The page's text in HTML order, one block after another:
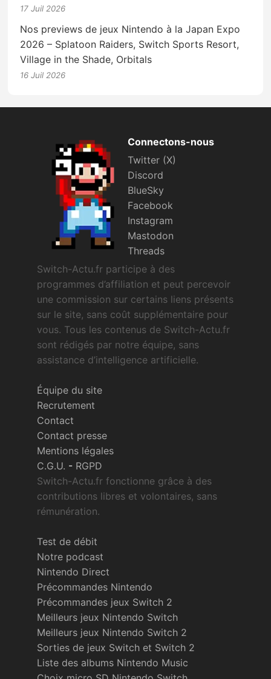
17 Juil 2026
Nos previews de jeux Nintendo à la Japan Expo
2026 – Splatoon Raiders, Switch Sports Resort,
Village in the Shade, Orbitals
16 Juil 2026
Connectons-nous
Twitter (X)
Discord
BlueSky
Facebook
Instagram
Mastodon
Threads
Switch-Actu.fr participe à des
programmes d’affiliation et peut percevoir
une commission sur certains liens présents
sur le site, sans coût supplémentaire pour
vous. Tous les contenus de Switch-Actu.fr
sont rédigés par notre équipe, sans
assistance d’intelligence artificielle.
Équipe du site
Recrutement
Contact
Contact presse
Mentions légales
C.G.U. - RGPD
Switch-Actu.fr fonctionne grâce à des
contributions libres et volontaires, sans
rémunération.
Test de débit
Notre podcast
Nintendo Direct
Précommandes Nintendo
Précommandes jeux Switch 2
Meilleurs jeux Nintendo Switch
Meilleurs jeux Nintendo Switch 2
Sorties de jeux Switch et Switch 2
Liste des albums Nintendo Music